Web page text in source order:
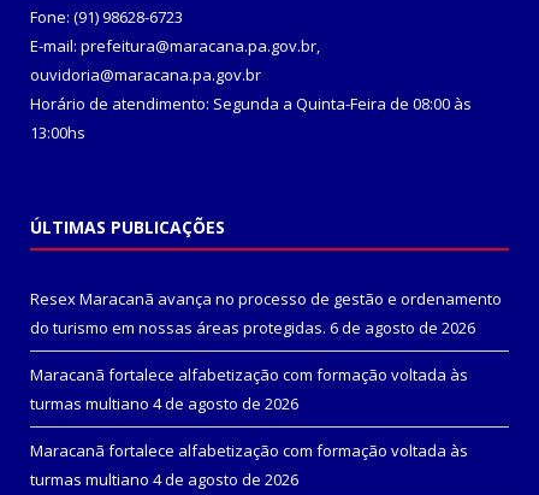
Fone: (91) 98628-6723
E-mail: prefeitura@maracana.pa.gov.br,
ouvidoria@maracana.pa.gov.br
Horário de atendimento: Segunda a Quinta-Feira de 08:00 às
13:00hs
ÚLTIMAS PUBLICAÇÕES
Resex Maracanã avança no processo de gestão e ordenamento
do turismo em nossas áreas protegidas. 6 de agosto de 2026
Maracanã fortalece alfabetização com formação voltada às
turmas multiano 4 de agosto de 2026
Maracanã fortalece alfabetização com formação voltada às
turmas multiano 4 de agosto de 2026